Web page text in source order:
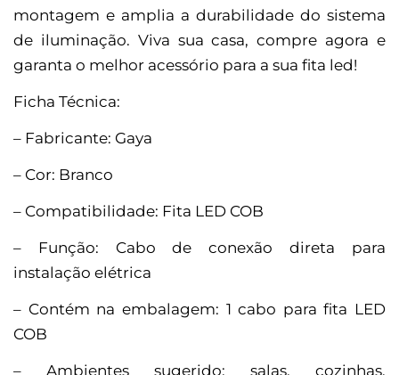
montagem e amplia a durabilidade do sistema
de iluminação. Viva sua casa, compre agora e
garanta o melhor acessório para a sua fita led!
Ficha Técnica:
– Fabricante: Gaya
– Cor: Branco
– Compatibilidade: Fita LED COB
– Função: Cabo de conexão direta para
instalação elétrica
– Contém na embalagem: 1 cabo para fita LED
COB
– Ambientes sugerido: salas, cozinhas,